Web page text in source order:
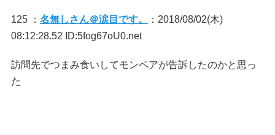
125 ： 名無しさん＠涙目です。
：2018/08/02(木)
08:12:28.52 ID:5fog67oU0.net
訪問先でつまみ食いしてモンペアが告訴したのかと思っ
た